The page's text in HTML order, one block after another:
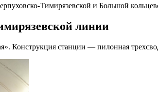
Тимирязевской и Большой
линии
Конструкция станции — пилонная